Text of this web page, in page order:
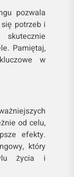
pozwala
potrzeb i
Pamiętaj,
w
od celu,
efekty.
który
życia i